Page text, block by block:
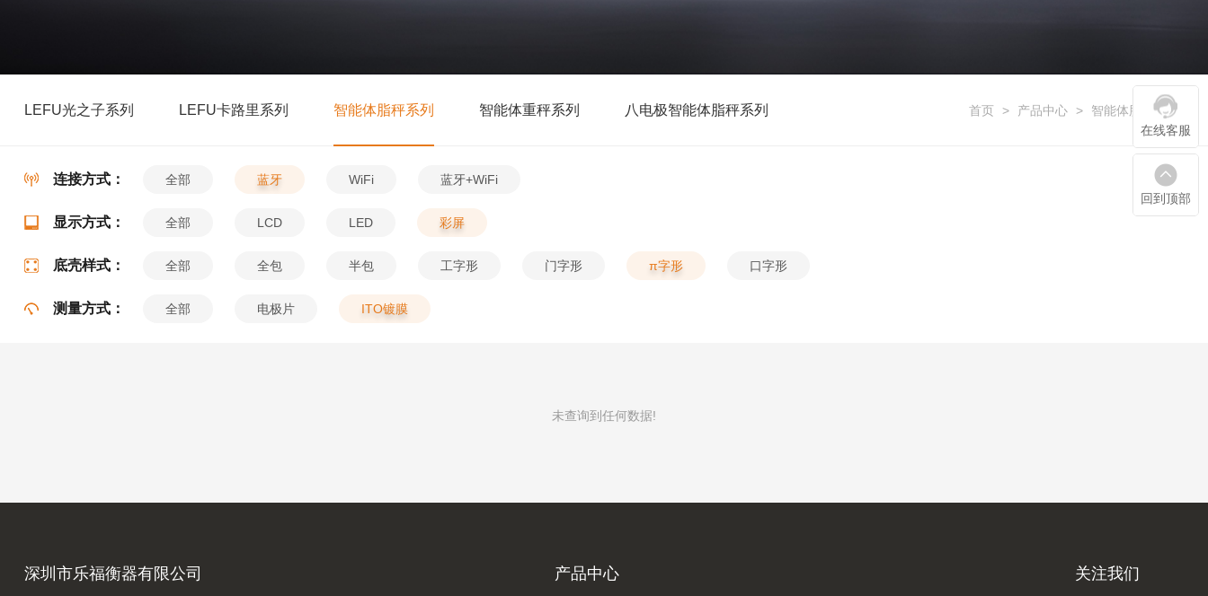
在线客服
回到顶部
首页 > 产品中心 > 智能体脂秤系列
LEFU光之子系列 LEFU卡路里系列 智能体脂秤系列 智能体重秤系列 八电极智能体脂秤系列
连接方式： 全部 蓝牙 WiFi 蓝牙+WiFi
显示方式： 全部 LCD LED 彩屏
底壳样式： 全部 全包 半包 工字形 门字形 π字形 口字形
测量方式： 全部 电极片 ITO镀膜
未查询到任何数据!
深圳市乐福衡器有限公司 产品中心 关注我们